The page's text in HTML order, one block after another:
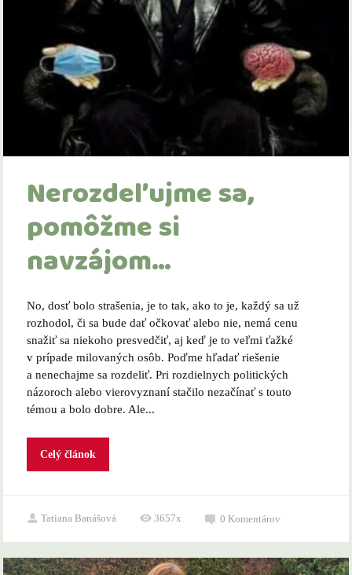
Nerozdeľujme sa,
pomôžme si
navzájom…
No, dosť bolo strašenia, je to tak, ako to je, každý sa už
rozhodol, či sa bude dať očkovať alebo nie, nemá cenu
snažiť sa niekoho presvedčiť, aj keď je to veľmi ťažké
v prípade milovaných osôb. Poďme hľadať riešenie
a nenechajme sa rozdeliť. Pri rozdielnych politických
názoroch alebo vierovyznaní stačilo nezačínať s touto
témou a bolo dobre. Ale...
Celý článok
Tatiana Banášová 3657x 0Komentárov